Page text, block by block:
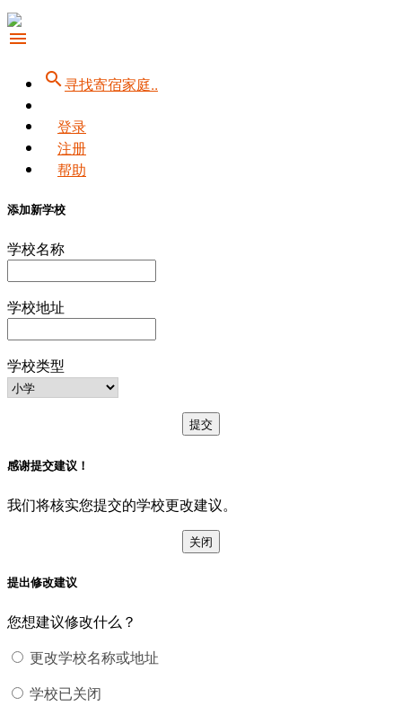
menu
search寻找寄宿家庭..
登录
注册
帮助
添加新学校
学校名称
学校地址
学校类型
提交
感谢提交建议！
我们将核实您提交的学校更改建议。
关闭
提出修改建议
您想建议修改什么？
更改学校名称或地址
学校已关闭